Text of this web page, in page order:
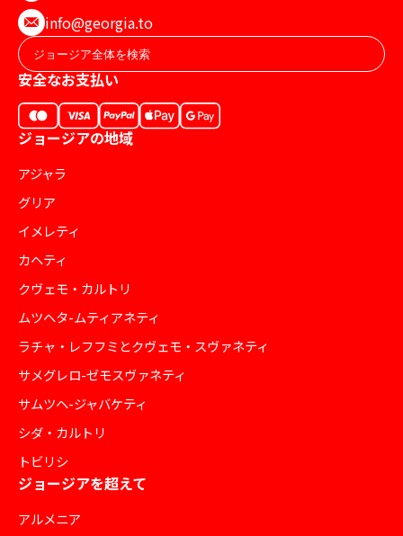
info@georgia.to
安全なお支払い
ジョージアの地域
アジャラ
グリア
イメレティ
カヘティ
クヴェモ・カルトリ
ムツヘタ-ムティアネティ
ラチャ・レフフミとクヴェモ・スヴァネティ
サメグレロ-ゼモスヴァネティ
サムツヘ-ジャバケティ
シダ・カルトリ
トビリシ
ジョージアを超えて
アルメニア